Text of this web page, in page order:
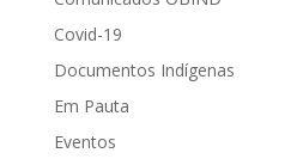
Covid-19
Documentos Indígenas
Em Pauta
Eventos